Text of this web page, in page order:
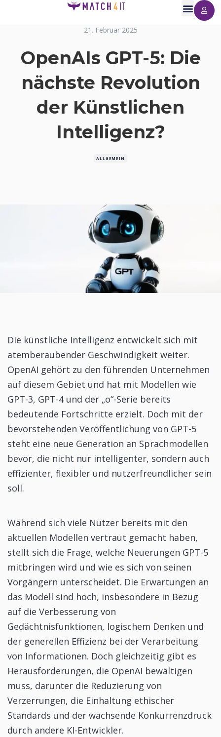
21. Februar 2025
OpenAIs GPT-5: Die
nächste Revolution
der Künstlichen
Intelligenz?
ALLGEMEIN
Die künstliche Intelligenz entwickelt sich mit
atemberaubender Geschwindigkeit weiter.
OpenAI gehört zu den führenden Unternehmen
auf diesem Gebiet und hat mit Modellen wie
GPT-3, GPT-4 und der „o“-Serie bereits
bedeutende Fortschritte erzielt. Doch mit der
bevorstehenden Veröffentlichung von GPT-5
steht eine neue Generation an Sprachmodellen
bevor, die nicht nur intelligenter, sondern auch
effizienter, flexibler und nutzerfreundlicher sein
soll.
Während sich viele Nutzer bereits mit den
aktuellen Modellen vertraut gemacht haben,
stellt sich die Frage, welche Neuerungen GPT-5
mitbringen wird und wie es sich von seinen
Vorgängern unterscheidet. Die Erwartungen an
das Modell sind hoch, insbesondere in Bezug
auf die Verbesserung von
Gedächtnisfunktionen, logischem Denken und
der generellen Effizienz bei der Verarbeitung
von Informationen. Doch gleichzeitig gibt es
Herausforderungen, die OpenAI bewältigen
muss, darunter die Reduzierung von
Verzerrungen, die Einhaltung ethischer
Standards und der wachsende Konkurrenzdruck
durch andere KI-Entwickler.